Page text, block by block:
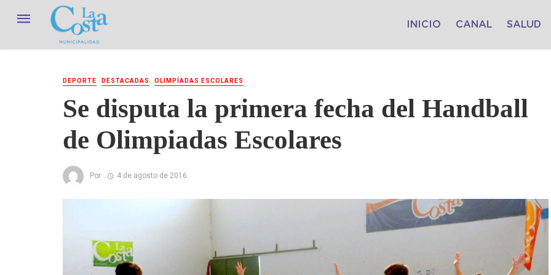
INICIO CANAL SALUD
DEPORTE DESTACADAS OLIMPÍADAS ESCOLARES
Se disputa la primera fecha del Handball
de Olimpiadas Escolares
Por 4 de agosto de 2016